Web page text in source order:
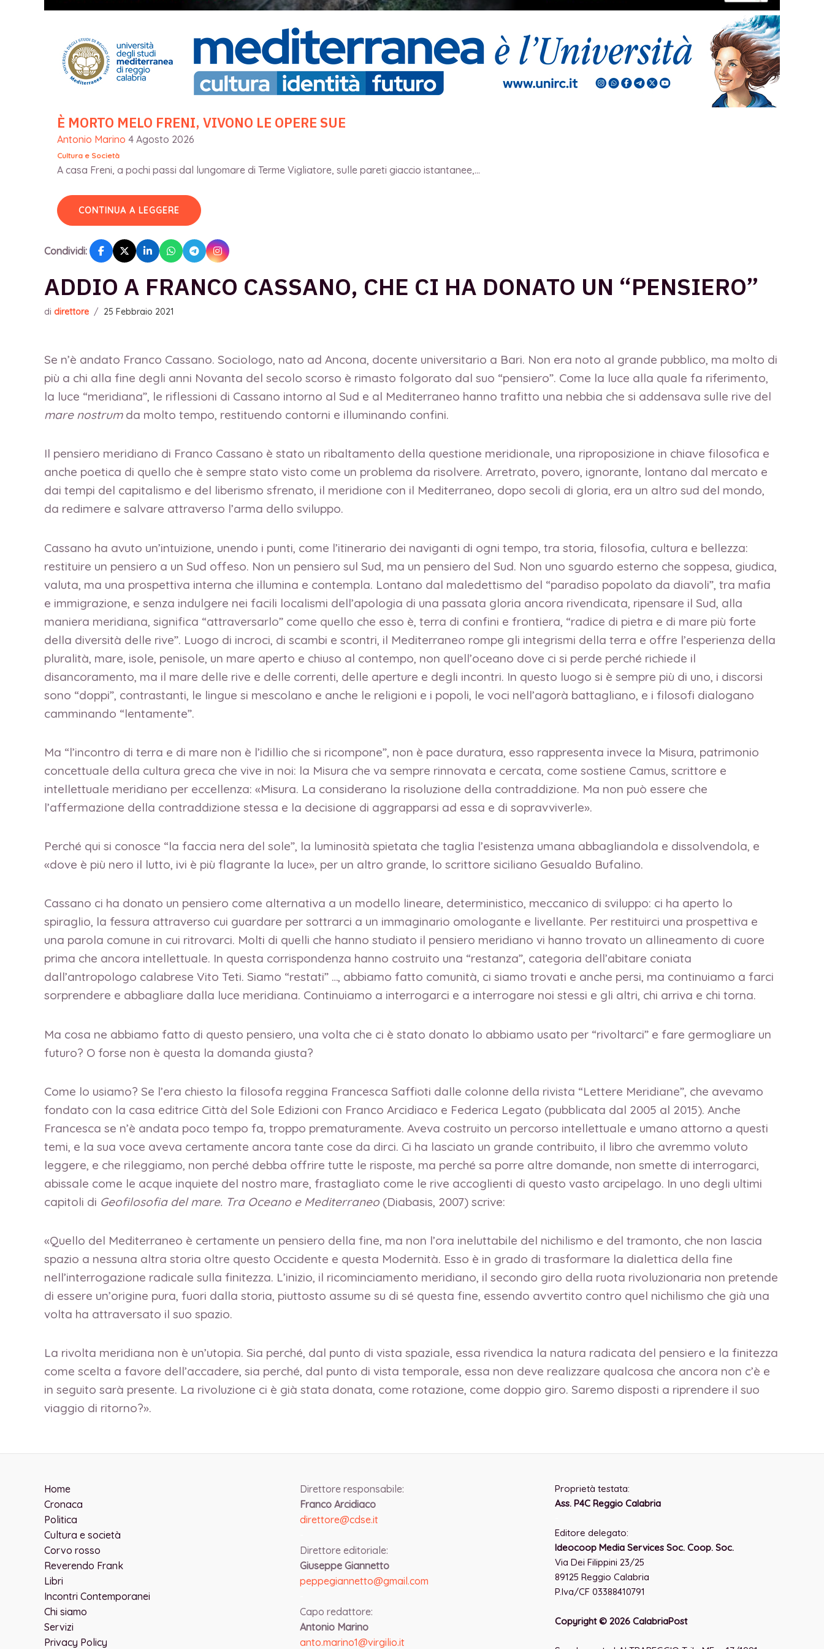
È MORTO MELO FRENI, VIVONO LE OPERE SUE
Antonio Marino 4 Agosto 2026
Cultura e Società
A casa Freni, a pochi passi dal lungomare di Terme Vigliatore, sulle pareti giaccio istantanee,...
CONTINUA A LEGGERE
Condividi:
ADDIO A FRANCO CASSANO, CHE CI HA DONATO UN “PENSIERO”
di direttore / 25 Febbraio 2021
Se n’è andato Franco Cassano. Sociologo, nato ad Ancona, docente universitario a Bari. Non era noto al grande pubblico, ma molto di
più a chi alla fine degli anni Novanta del secolo scorso è rimasto folgorato dal suo “pensiero”. Come la luce alla quale fa riferimento,
la luce “meridiana”, le riflessioni di Cassano intorno al Sud e al Mediterraneo hanno trafitto una nebbia che si addensava sulle rive del
mare nostrumda molto tempo, restituendo contorni e illuminando confini.
Il pensiero meridiano di Franco Cassano è stato un ribaltamento della questione meridionale, una riproposizione in chiave filosofica e
anche poetica di quello che è sempre stato visto come un problema da risolvere. Arretrato, povero, ignorante, lontano dal mercato e
dai tempi del capitalismo e del liberismo sfrenato, il meridione con il Mediterraneo, dopo secoli di gloria, era un altro sud del mondo,
da redimere e salvare attraverso l’arma dello sviluppo.
Cassano ha avuto un’intuizione, unendo i punti, come l’itinerario dei naviganti di ogni tempo, tra storia, filosofia, cultura e bellezza:
restituire un pensiero a un Sud offeso. Non un pensiero sul Sud, ma un pensiero del Sud. Non uno sguardo esterno che soppesa, giudica,
valuta, ma una prospettiva interna che illumina e contempla. Lontano dal maledettismo del “paradiso popolato da diavoli”, tra mafia
e immigrazione, e senza indulgere nei facili localismi dell’apologia di una passata gloria ancora rivendicata, ripensare il Sud, alla
maniera meridiana, significa “attraversarlo” come quello che esso è, terra di confini e frontiera, “radice di pietra e di mare più forte
della diversità delle rive”. Luogo di incroci, di scambi e scontri, il Mediterraneo rompe gli integrismi della terra e offre l’esperienza della
pluralità, mare, isole, penisole, un mare aperto e chiuso al contempo, non quell’oceano dove ci si perde perché richiede il
disancoramento, ma il mare delle rive e delle correnti, delle aperture e degli incontri. In questo luogo si è sempre più di uno, i discorsi
sono “doppi”, contrastanti, le lingue si mescolano e anche le religioni e i popoli, le voci nell’agorà battagliano, e i filosofi dialogano
camminando “lentamente”.
Ma “l’incontro di terra e di mare non è l’idillio che si ricompone”, non è pace duratura, esso rappresenta invece la Misura, patrimonio
concettuale della cultura greca che vive in noi: la Misura che va sempre rinnovata e cercata, come sostiene Camus, scrittore e
intellettuale meridiano per eccellenza: «Misura. La considerano la risoluzione della contraddizione. Ma non può essere che
l’affermazione della contraddizione stessa e la decisione di aggrapparsi ad essa e di sopravviverle».
Perché qui si conosce “la faccia nera del sole”, la luminosità spietata che taglia l’esistenza umana abbagliandola e dissolvendola, e
«dove è più nero il lutto, ivi è più flagrante la luce», per un altro grande, lo scrittore siciliano Gesualdo Bufalino.
Cassano ci ha donato un pensiero come alternativa a un modello lineare, deterministico, meccanico di sviluppo: ci ha aperto lo
spiraglio, la fessura attraverso cui guardare per sottrarci a un immaginario omologante e livellante. Per restituirci una prospettiva e
una parola comune in cui ritrovarci. Molti di quelli che hanno studiato il pensiero meridiano vi hanno trovato un allineamento di cuore
prima che ancora intellettuale. In questa corrispondenza hanno costruito una “restanza”, categoria dell’abitare coniata
dall’antropologo calabrese Vito Teti. Siamo “restati” …, abbiamo fatto comunità, ci siamo trovati e anche persi, ma continuiamo a farci
sorprendere e abbagliare dalla luce meridiana. Continuiamo a interrogarci e a interrogare noi stessi e gli altri, chi arriva e chi torna.
Ma cosa ne abbiamo fatto di questo pensiero, una volta che ci è stato donato lo abbiamo usato per “rivoltarci” e fare germogliare un
futuro? O forse non è questa la domanda giusta?
Come lo usiamo? Se l’era chiesto la filosofa reggina Francesca Saffioti dalle colonne della rivista “Lettere Meridiane”, che avevamo
fondato con la casa editrice Città del Sole Edizioni con Franco Arcidiaco e Federica Legato (pubblicata dal 2005 al 2015). Anche
Francesca se n’è andata poco tempo fa, troppo prematuramente. Aveva costruito un percorso intellettuale e umano attorno a questi
temi, e la sua voce aveva certamente ancora tante cose da dirci. Ci ha lasciato un grande contribuito, il libro che avremmo voluto
leggere, e che rileggiamo, non perché debba offrire tutte le risposte, ma perché sa porre altre domande, non smette di interrogarci,
abissale come le acque inquiete del nostro mare, frastagliato come le rive accoglienti di questo vasto arcipelago. In uno degli ultimi
capitoli di Geofilosofia del mare. Tra Oceano e Mediterraneo (Diabasis, 2007) scrive:
«Quello del Mediterraneo è certamente un pensiero della fine, ma non l’ora ineluttabile del nichilismo e del tramonto, che non lascia
spazio a nessuna altra storia oltre questo Occidente e questa Modernità. Esso è in grado di trasformare la dialettica della fine
nell’interrogazione radicale sulla finitezza. L’inizio, il ricominciamento meridiano, il secondo giro della ruota rivoluzionaria non pretende
di essere un’origine pura, fuori dalla storia, piuttosto assume su di sé questa fine, essendo avvertito contro quel nichilismo che già una
volta ha attraversato il suo spazio.
La rivolta meridiana non è un’utopia. Sia perché, dal punto di vista spaziale, essa rivendica la natura radicata del pensiero e la finitezza
come scelta a favore dell’accadere, sia perché, dal punto di vista temporale, essa non deve realizzare qualcosa che ancora non c’è e
in seguito sarà presente. La rivoluzione ci è già stata donata, come rotazione, come doppio giro. Saremo disposti a riprendere il suo
viaggio di ritorno?».
Home
Cronaca
Politica
Cultura e società
Corvo rosso
Reverendo Frank
Libri
Incontri Contemporanei
Chi siamo
Servizi
Privacy Policy
Direttore responsabile:
Franco Arcidiaco
direttore@cdse.it
Direttore editoriale:
Giuseppe Giannetto
peppegiannetto@gmail.com
Capo redattore:
Antonio Marino
anto.marino1@virgilio.it
Proprietà testata:
Ass. P4C Reggio Calabria
Editore delegato:
Ideocoop Media Services Soc. Coop. Soc.
Via Dei Filippini 23/25
89125 Reggio Calabria
P.Iva/CF 03388410791
Copyright © 2026 CalabriaPost